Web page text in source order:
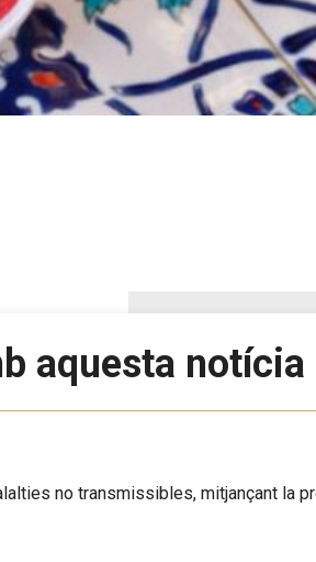
aquesta notícia
no transmissibles, mitjançant la